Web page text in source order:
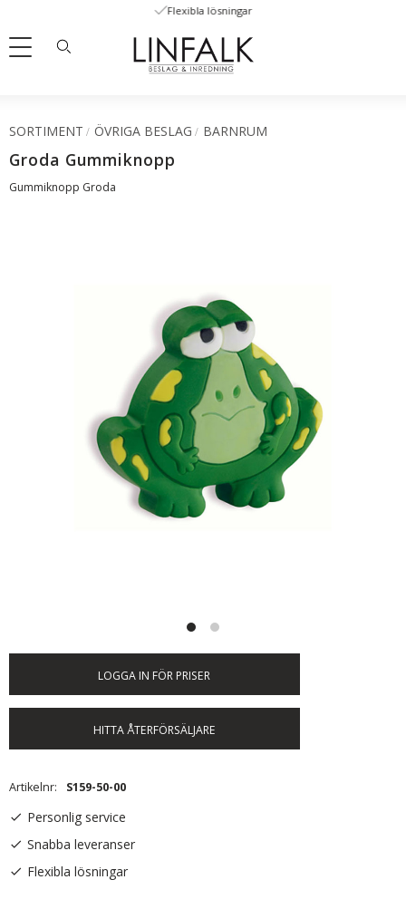
Meny
Flexibla lösningar
SORTIMENT ÖVRIGA BESLAG BARNRUM
Groda Gummiknopp
Gummiknopp Groda
LOGGA IN FÖR PRISER
HITTA ÅTERFÖRSÄLJARE
Artikelnr S159-50-00
Personlig service
Snabba leveranser
Flexibla lösningar